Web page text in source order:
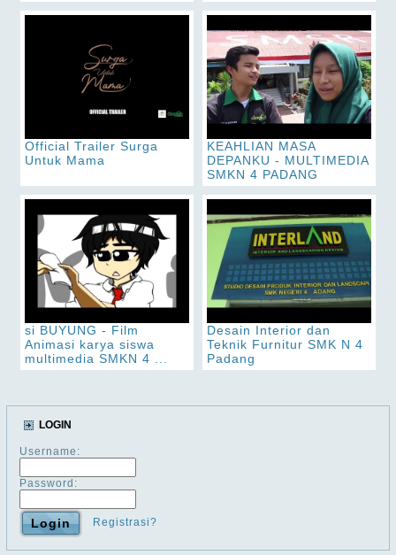
Official Trailer Surga
Untuk Mama
KEAHLIAN MASA
DEPANKU - MULTIMEDIA
SMKN 4 PADANG
si BUYUNG - Film
Animasi karya siswa
multimedia SMKN 4 ...
Desain Interior dan
Teknik Furnitur SMK N 4
Padang
LOGIN
Username:
Password:
Registrasi?